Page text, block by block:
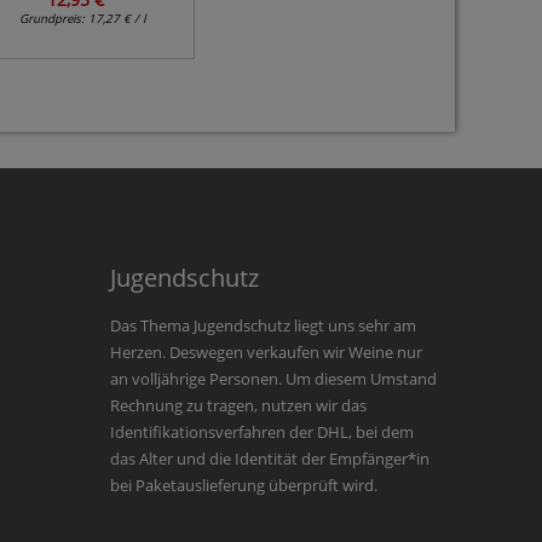
Grundpreis: 17,27 € / l
Jugendschutz
Das Thema Jugendschutz liegt uns sehr am
Herzen. Deswegen verkaufen wir Weine nur
an volljährige Personen. Um diesem Umstand
Rechnung zu tragen, nutzen wir das
Identifikationsverfahren der DHL, bei dem
das Alter und die Identität der Empfänger*in
bei Paketauslieferung überprüft wird.